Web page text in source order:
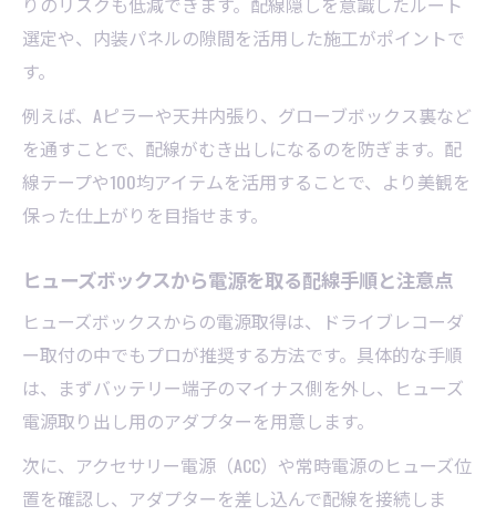
選定や、内装パネルの隙間を活用した施工がポイントで
す。
例えば、Aピラーや天井内張り、グローブボックス裏など
を通すことで、配線がむき出しになるのを防ぎます。配
線テープや100均アイテムを活用することで、より美観を
保った仕上がりを目指せます。
ヒューズボックスから電源を取る配線手順と注意点
ヒューズボックスからの電源取得は、ドライブレコーダ
ー取付の中でもプロが推奨する方法です。具体的な手順
は、まずバッテリー端子のマイナス側を外し、ヒューズ
電源取り出し用のアダプターを用意します。
次に、アクセサリー電源（ACC）や常時電源のヒューズ位
置を確認し、アダプターを差し込んで配線を接続しま